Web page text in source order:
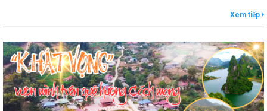
Xem tiếp